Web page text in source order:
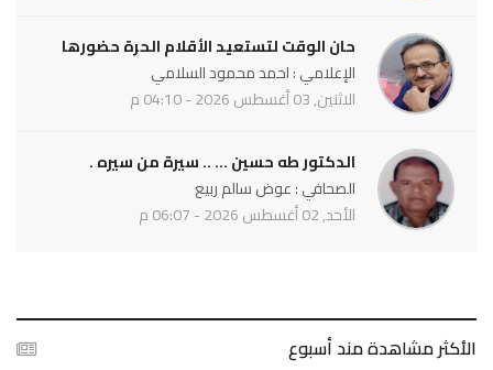
حان الوقت لتستعيد الأقلام الحرة حضورها
الإعلامي : احمد محمود السلامي
الاثنين, 03 أغسطس 2026 - 04:10 م
الدكتور طه حسين ... .. سيرة من سيره .
الصحافي : عوض سالم ربيع
الأحد, 02 أغسطس 2026 - 06:07 م
الأكثر مشاهدة مند أسبوع